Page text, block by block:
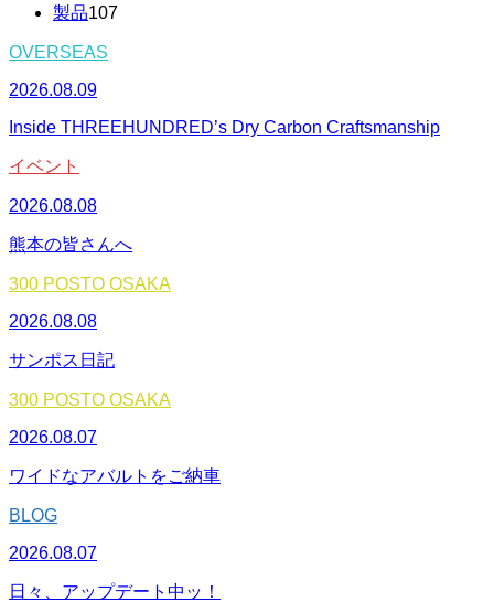
製品107
OVERSEAS
2026.08.09
Inside THREEHUNDRED’s Dry Carbon Craftsmanship
イベント
2026.08.08
熊本の皆さんへ
300 POSTO OSAKA
2026.08.08
サンポス日記
300 POSTO OSAKA
2026.08.07
ワイドなアバルトをご納車
BLOG
2026.08.07
日々、アップデート中ッ！